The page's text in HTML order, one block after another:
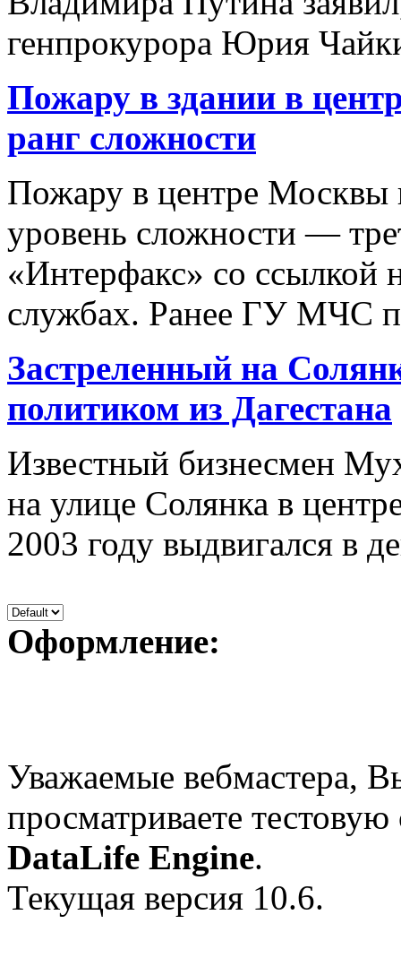
генпрокурора Юрия
Пожару в здании в
ранг сложности
Пожару в центре
уровень сложности —
«Интерфакс» со ссылкой
службах. Ранее ГУ МЧС
Застреленный на
политиком из Дагестана
Известный бизнесмен
на улице Солянка в
2003 году выдвигался в
Оформление:
Уважаемые вебмастера,
просматриваете
DataLife Engine.
Текущая версия 10.6.